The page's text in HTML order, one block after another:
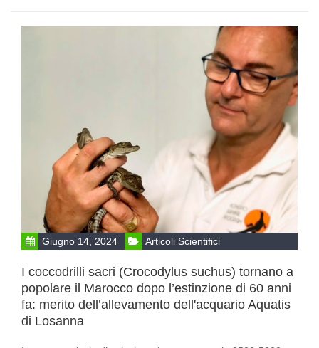
Giugno 14, 2024 Articoli Scientifici
I coccodrilli sacri (Crocodylus suchus) tornano a
popolare il Marocco dopo l’estinzione di 60 anni
fa: merito dell’allevamento dell'acquario Aquatis
di Losanna